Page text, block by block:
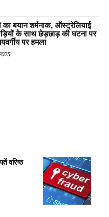
का बयान शर्मनाक, ऑस्ट्रेलियाई
के साथ छेड़छाड़ की घटना पर
पर हमला
वरिष्ठ